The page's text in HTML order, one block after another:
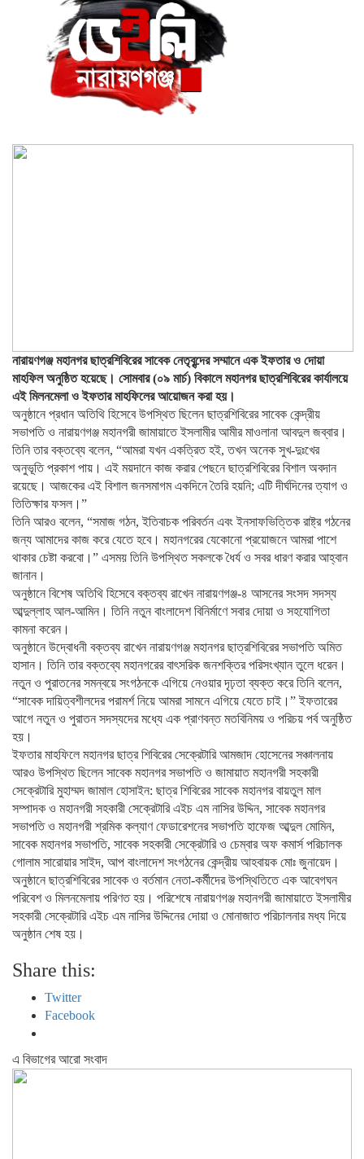
নারায়ণগঞ্জ মহানগর ছাত্রশিবিরের সাবেক নেতৃবৃন্দের সম্মানে এক ইফতার ও দোয়া
মাহফিল অনুষ্ঠিত হয়েছে। সোমবার (০৯ মার্চ) বিকালে মহানগর ছাত্রশিবিরের কার্যালয়ে
এই মিলনমেলা ও ইফতার মাহফিলের আয়োজন করা হয়।
অনুষ্ঠানে প্রধান অতিথি হিসেবে উপস্থিত ছিলেন ছাত্রশিবিরের সাবেক কেন্দ্রীয়
সভাপতি ও নারায়ণগঞ্জ মহানগরী জামায়াতে ইসলামীর আমীর মাওলানা আবদুল জব্বার।
তিনি তার বক্তব্যে বলেন, “আমরা যখন একত্রিত হই, তখন অনেক সুখ-দুঃখের
অনুভূতি প্রকাশ পায়। এই ময়দানে কাজ করার পেছনে ছাত্রশিবিরের বিশাল অবদান
রয়েছে। আজকের এই বিশাল জনসমাগম একদিনে তৈরি হয়নি; এটি দীর্ঘদিনের ত্যাগ ও
তিতিক্ষার ফসল।”
​তিনি আরও বলেন, “সমাজ গঠন, ইতিবাচক পরিবর্তন এবং ইনসাফভিত্তিক রাষ্ট্র গঠনের
জন্য আমাদের কাজ করে যেতে হবে। মহানগরের যেকোনো প্রয়োজনে আমরা পাশে
থাকার চেষ্টা করবো।” এসময় তিনি উপস্থিত সকলকে ধৈর্য ও সবর ধারণ করার আহ্বান
জানান।
​অনুষ্ঠানে বিশেষ অতিথি হিসেবে বক্তব্য রাখেন নারায়ণগঞ্জ-৪ আসনের সংসদ সদস্য
আব্দুল্লাহ আল-আমিন। তিনি নতুন বাংলাদেশ বিনির্মাণে সবার দোয়া ও সহযোগিতা
কামনা করেন।
​অনুষ্ঠানে উদ্বোধনী বক্তব্য রাখেন নারায়ণগঞ্জ মহানগর ছাত্রশিবিরের সভাপতি অমিত
হাসান। তিনি তার বক্তব্যে মহানগরের বাৎসরিক জনশক্তির পরিসংখ্যান তুলে ধরেন।
নতুন ও পুরাতনের সমন্বয়ে সংগঠনকে এগিয়ে নেওয়ার দৃঢ়তা ব্যক্ত করে তিনি বলেন,
“সাবেক দায়িত্বশীলদের পরামর্শ নিয়ে আমরা সামনে এগিয়ে যেতে চাই।” ইফতারের
আগে নতুন ও পুরাতন সদস্যদের মধ্যে এক প্রাণবন্ত মতবিনিময় ও পরিচয় পর্ব অনুষ্ঠিত
হয়।
​ইফতার মাহফিলে মহানগর ছাত্র শিবিরের সেক্রেটারি আমজাদ হোসেনের সঞ্চালনায়
আরও উপস্থিত ছিলেন সাবেক মহানগর সভাপতি ও জামায়াত মহানগরী সহকারী
সেক্রেটারি ​মুহাম্মদ জামাল হোসাইন: ছাত্র শিবিরের সাবেক মহানগর বায়তুল মাল
সম্পাদক ও মহানগরী সহকারী সেক্রেটারি এইচ এম নাসির উদ্দিন, সাবেক মহানগর
সভাপতি ও মহানগরী শ্রমিক কল্যাণ ফেডারেশনের সভাপতি হাফেজ আব্দুল মোমিন,
সাবেক মহানগর সভাপতি, সাবেক সহকারী সেক্রেটারি ও চেম্বার অফ কমার্স পরিচালক ​
গোলাম সারোয়ার সাইদ, আপ বাংলাদেশ সংগঠনের কেন্দ্রীয় আহবায়ক মোঃ জুনায়েদ।
​অনুষ্ঠানে ছাত্রশিবিরের সাবেক ও বর্তমান নেতা-কর্মীদের উপস্থিতিতে এক আবেগঘন
পরিবেশ ও মিলনমেলায় পরিণত হয়। পরিশেষে নারায়ণগঞ্জ মহানগরী জামায়াতে ইসলামীর
সহকারী সেক্রেটারি এইচ এম নাসির উদ্দিনের দোয়া ও মোনাজাত পরিচালনার মধ্য দিয়ে
অনুষ্ঠান শেষ হয়।
Share this:
Twitter
Facebook
এ বিভাগের আরো সংবাদ